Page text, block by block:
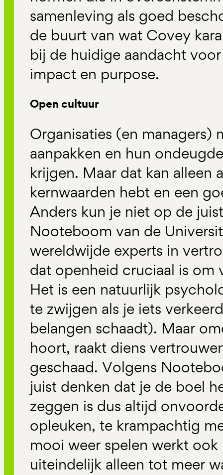
samenleving als goed
de buurt van wat Covey
bij de huidige aandacht
impact en purpose.
Open cultuur
Organisaties (en managers)
aanpakken en hun
krijgen. Maar dat kan alleen
kernwaarden hebt en een
Anders kun je niet op de
Nooteboom van de
wereldwijde experts in
dat openheid cruciaal is om
Het is een natuurlijk
te zwijgen als je iets
belangen schaadt). Maar
hoort, raakt diens
geschaad. Volgens
juist denken dat je de boel
zeggen is dus altijd
opleuken, te krampachtig
mooi weer spelen werkt
uiteindelijk alleen tot meer